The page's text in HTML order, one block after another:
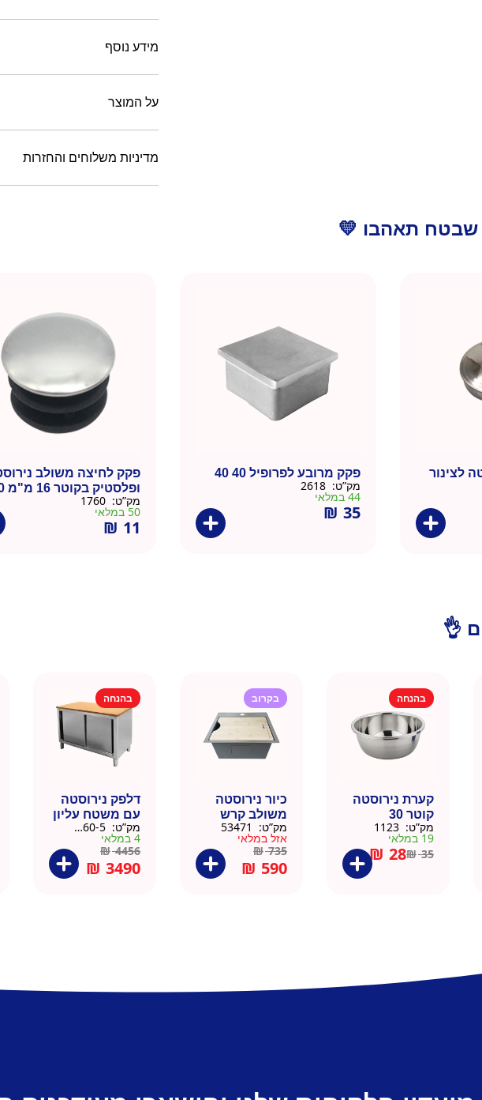
מידע נוסף
על המוצר
מדיניות משלוחים והחזרות
שבטח תאהבו 💛
לצינור
פקק מרובע לפרופיל 40 40
מק”ט:
44 במלאי
₪ 35
פקק לחיצה משולב
יחידות
מק”ט:
50 במלאי
₪ 11
👌
בהנחה
קערת נירוסטה
קוטר 30
מק”ט:
19 במלאי
₪35
₪ 28
בקרוב
כיור נירוסטה
משולב קרש
חיתוך במבוק
35.5×40.5
מק”ט:
אזל במלאי
₪735
₪ 590
בהנחה
דלפק נירוסטה
עם משטח עליון
עץ מלא גוון
דניאל
מק”ט:
4 במלאי
₪4456
₪ 3490